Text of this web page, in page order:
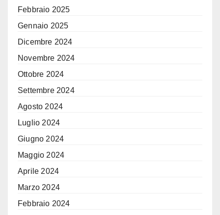
Febbraio 2025
Gennaio 2025
Dicembre 2024
Novembre 2024
Ottobre 2024
Settembre 2024
Agosto 2024
Luglio 2024
Giugno 2024
Maggio 2024
Aprile 2024
Marzo 2024
Febbraio 2024